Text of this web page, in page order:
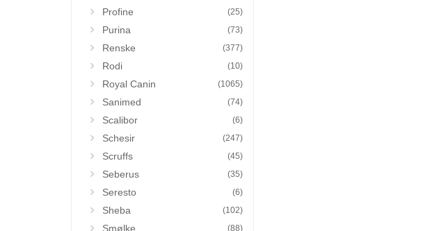
Profine (25)
Purina (73)
Renske (377)
Rodi (10)
Royal Canin (1065)
Sanimed (74)
Scalibor (6)
Schesir (247)
Scruffs (45)
Seberus (35)
Seresto (6)
Sheba (102)
Smølke (88)